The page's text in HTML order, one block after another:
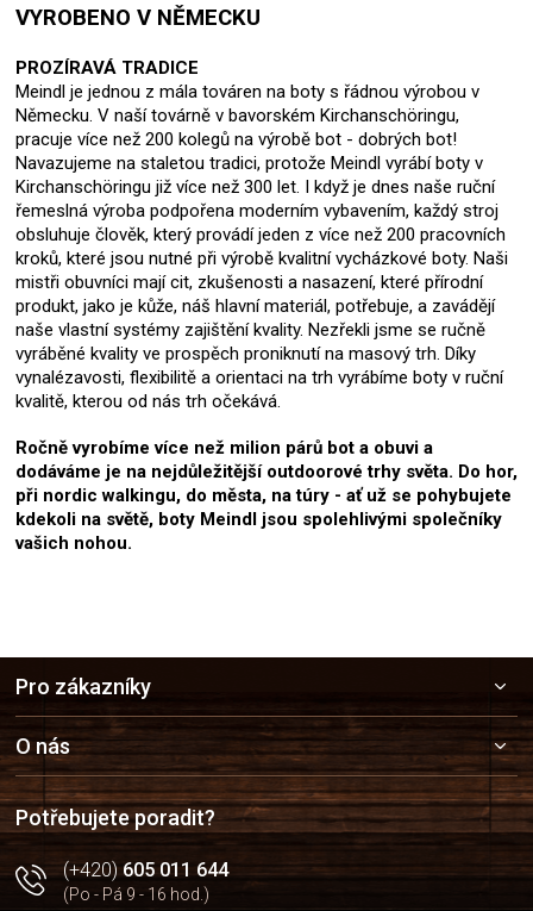
VYROBENO V NĚMECKU
PROZÍRAVÁ TRADICE
Meindl je jednou z mála továren na boty s řádnou výrobou v
Německu. V naší továrně v bavorském Kirchanschöringu,
pracuje více než 200 kolegů na výrobě bot - dobrých bot!
Navazujeme na staletou tradici, protože Meindl vyrábí boty v
Kirchanschöringu již více než 300 let. I když je dnes naše ruční
řemeslná výroba podpořena moderním vybavením, každý stroj
obsluhuje člověk, který provádí jeden z více než 200 pracovních
kroků, které jsou nutné při výrobě kvalitní vycházkové boty. Naši
mistři obuvníci mají cit, zkušenosti a nasazení, které přírodní
produkt, jako je kůže, náš hlavní materiál, potřebuje, a zavádějí
naše vlastní systémy zajištění kvality. Nezřekli jsme se ručně
vyráběné kvality ve prospěch proniknutí na masový trh. Díky
vynalézavosti, flexibilitě a orientaci na trh vyrábíme boty v ruční
kvalitě, kterou od nás trh očekává.
Ročně vyrobíme více než milion párů bot a obuvi a
dodáváme je na nejdůležitější outdoorové trhy světa. Do hor,
při nordic walkingu, do města, na túry - ať už se pohybujete
kdekoli na světě, boty Meindl jsou spolehlivými společníky
vašich nohou.
a
t
í
Pro zákazníky
O nás
Potřebujete poradit?
(+420)605 011 644
(Po - Pá 9 - 16 hod.)